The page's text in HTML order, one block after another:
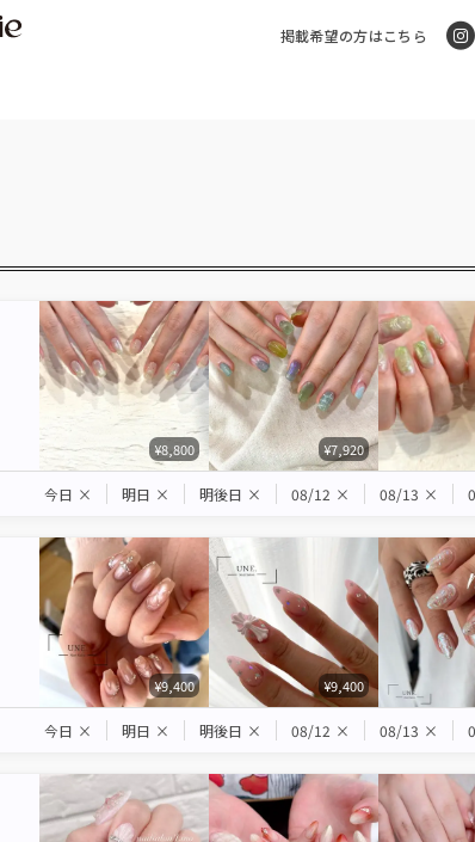
掲載希望の方はこちら
¥8,800 ¥7,920
今日 × 明日 × 明後日 × 08/12 × 08/13 ×
¥9,400 ¥9,400
今日 × 明日 × 明後日 × 08/12 × 08/13 ×